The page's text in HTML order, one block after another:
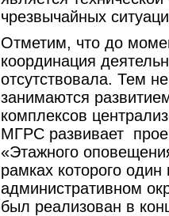
чрезвычайных
Отметим, что до
координация
отсутствовала. Тем
занимаются
комплексов
МГРС развивает
«Этажного
рамках которого
административном
был реализован в